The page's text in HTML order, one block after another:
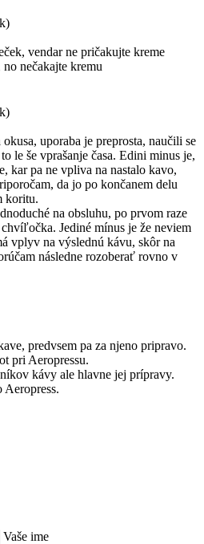
vendar ne pričakujte kreme
nečakajte kremu
uporaba je preprosta, naučili se
le še vprašanje časa. Edini minus je,
kar pa ne vpliva na nastalo kavo,
da jo po končanem delu
koritu.
na obsluhu, po prvom raze
Jediné mínus je že neviem
vplyv na výslednú kávu, skôr na
následne rozoberať rovno v
predvsem pa za njeno pripravo.
pri Aeropressu.
kávy ale hlavne jej prípravy.
Aeropress.
Vaše ime